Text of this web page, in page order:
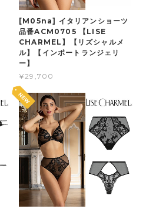
[M05na] イタリアンショーツ
品番ACM0705 【LISE
CHARMEL】【リズシャルメ
ル】【インポートランジェリ
ー】
¥29,700